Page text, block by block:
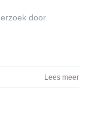
door
Lees meer